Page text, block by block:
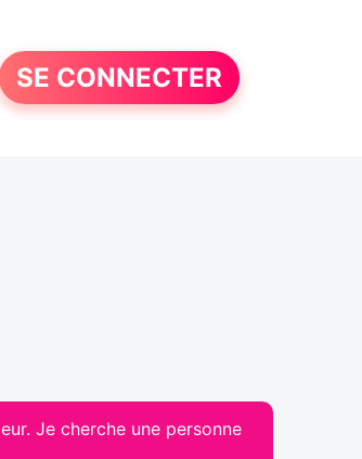
SE CONNECTER
Je cherche une personne